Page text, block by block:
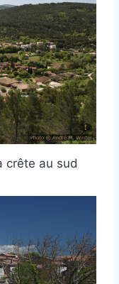
crête au sud